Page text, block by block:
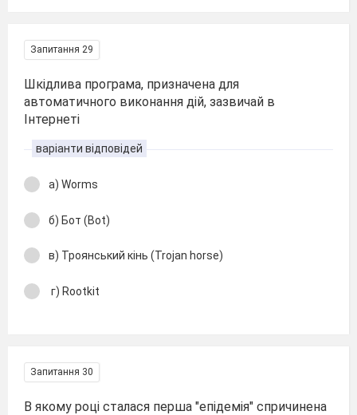
Запитання 29
Шкідлива програма, призначена для
автоматичного виконання дій, зазвичай в
Інтернеті
варіанти відповідей
а) Worms
б) Бот (Bot)
в) Троянський кінь (Trojan horse)
г) Rootkit
Запитання 30
В якому році сталася перша "епідемія" спричинена